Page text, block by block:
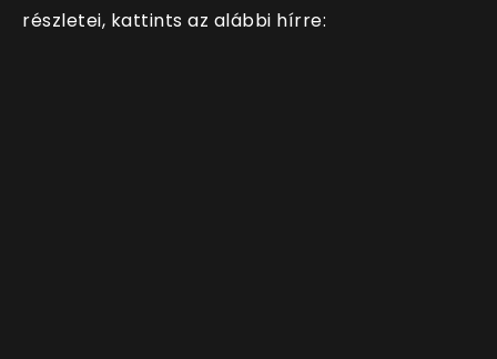
részletei, kattints az alábbi hírre: